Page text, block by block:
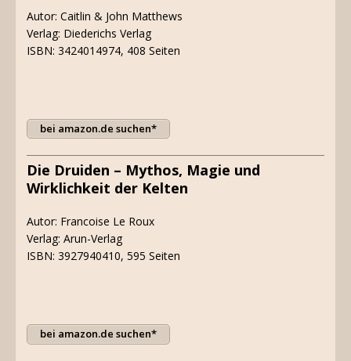
Autor: Caitlin & John Matthews
Verlag: Diederichs Verlag
ISBN: 3424014974, 408 Seiten
bei amazon.de suchen*
Die Druiden – Mythos, Magie und
Wirklichkeit der Kelten
Autor: Francoise Le Roux
Verlag: Arun-Verlag
ISBN: 3927940410, 595 Seiten
bei amazon.de suchen*